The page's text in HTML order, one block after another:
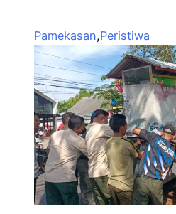
Pamekasan,Peristiwa